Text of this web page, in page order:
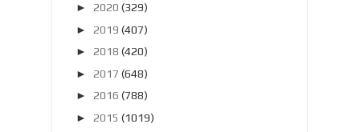
► 2020 (329)
► 2019 (407)
► 2018 (420)
► 2017 (648)
► 2016 (788)
► 2015 (1019)